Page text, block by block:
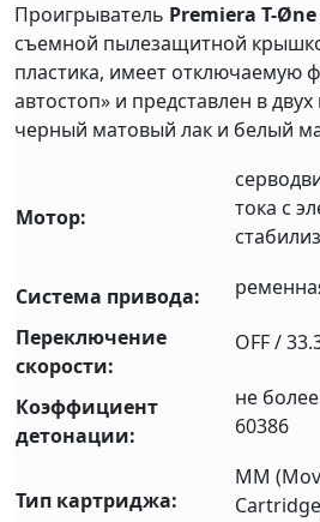
Проигрыватель Premiera T-Øne
съемной пылезащитной
пластика, имеет отключаемую
автостоп» и представлен в
черный матовый лак и белый
Мотор:
тока с
Система привода:
Переключение
скорости:
OFF /
Коэффициент
детонации:
не
60386
Тип картриджа:
MM